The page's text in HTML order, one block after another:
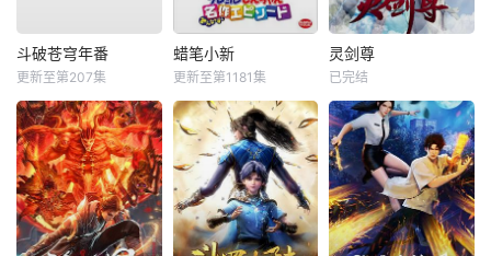
斗破苍穹年番
更新至第207集
蜡笔小新
更新至第1181集
灵剑尊
已完结